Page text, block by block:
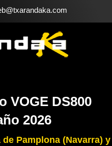
moc.akadnaraxt
VOGE DS800
2026
Pamplona (Navarra) y